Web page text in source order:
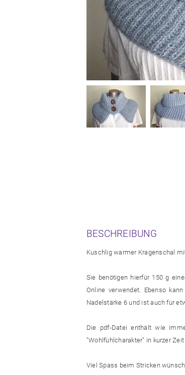
BESCHREIBUNG
Kuschlig warmer Kragenschal
Sie benötigen hierfür 150 g
Online verwendet. Ebenso
Nadelstärke 6 und ist auch für
Die pdf-Datei enthält wie
"Wohlfühlcharakter" in kurzer
Viel Spass beim Stricken